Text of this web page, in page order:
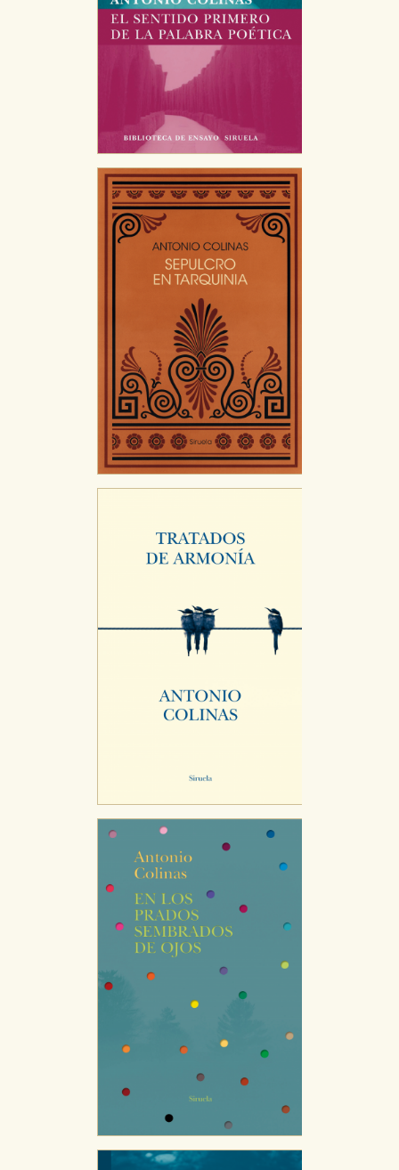
HABILITAR TODO RECHAZAR TODO
Estas cookies son necesarias para que nuestro sitio web
funcione y no es posible deshabilitarlas desde nuestro
sistema. Es posible hacerlo desde el navegador, pero en
dejen de funcionar correctamente.
Cookies de rendimiento y analíticas
Estas cookies se utilizan para mejorar su experiencia de
navegación y optimizar el funcionamiento de nuestro
sitio web. Almacenan configuraciones de servicios para
que no tenga que reconfigurarlos cada vez que nos
visita. La información es agregada y, por lo tanto, es
Cookies de publicidad y redes sociales
Estas cookies son gestionadas por nuestros socios
publicitarios y se utilizan para mostrar publicidad
relevante para sus intereses en otros sitios. No
almacenan directamente información personal sino
que se basan en la identificación única de su navegador
y dispositivo de internet.
GUARDAR CONFIGURACIÓN